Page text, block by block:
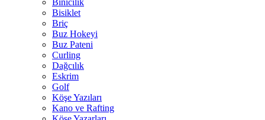
Binicilik
Bisiklet
Briç
Buz Hokeyi
Buz Pateni
Curling
Dağcılık
Eskrim
Golf
Köşe Yazıları
Kano ve Rafting